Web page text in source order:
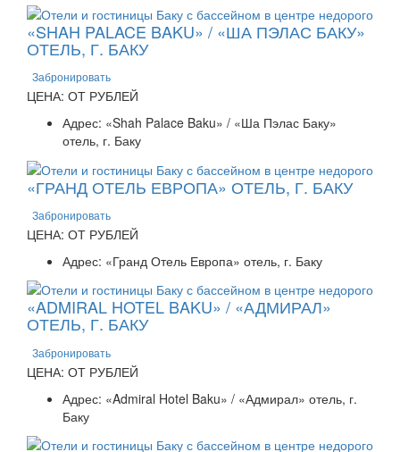
«SHAH PALACE BAKU» / «ША ПЭЛАС БАКУ»
ОТЕЛЬ, Г. БАКУ
Забронировать
ЦЕНА: ОТ РУБЛЕЙ
Адрес: «Shah Palace Baku» / «Ша Пэлас Баку»
отель, г. Баку
«ГРАНД ОТЕЛЬ ЕВРОПА» ОТЕЛЬ, Г. БАКУ
Забронировать
ЦЕНА: ОТ РУБЛЕЙ
Адрес: «Гранд Отель Европа» отель, г. Баку
«ADMIRAL HOTEL BAKU» / «АДМИРАЛ»
ОТЕЛЬ, Г. БАКУ
Забронировать
ЦЕНА: ОТ РУБЛЕЙ
Адрес: «Admiral Hotel Baku» / «Адмирал» отель, г.
Баку